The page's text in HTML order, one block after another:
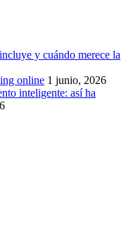
y cuándo merece la
online 1 junio, 2026
inteligente: así ha